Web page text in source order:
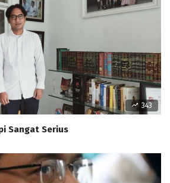
343
Sangat Serius